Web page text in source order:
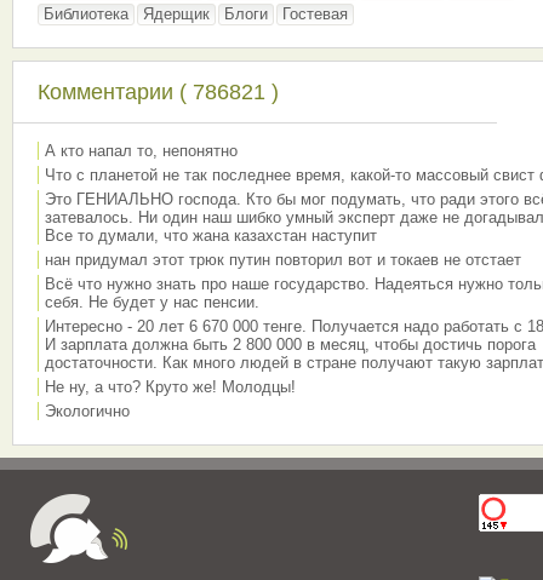
Библиотека
Ядерщик Блоги Гостевая
Комментарии ( 786821 )
А кто напал то, непонятно
Что с планетой не так последнее время, какой-то массовый свист
Это ГЕНИАЛЬНО господа. Кто бы мог подумать, что ради этого
затевалось. Ни один наш шибко умный эксперт даже не
Все то думали, что жана казахстан наступит
нан придумал этот трюк путин повторил вот и токаев не отстает
Всё что нужно знать про наше государство. Надеяться нужно
себя. Не будет у нас пенсии.
Интересно - 20 лет 6 670 000 тенге. Получается надо работать с
И зарплата должна быть 2 800 000 в месяц, чтобы достичь порога
достаточности. Как много людей в стране получают такую
Не ну, а что? Круто же! Молодцы!
Экологично